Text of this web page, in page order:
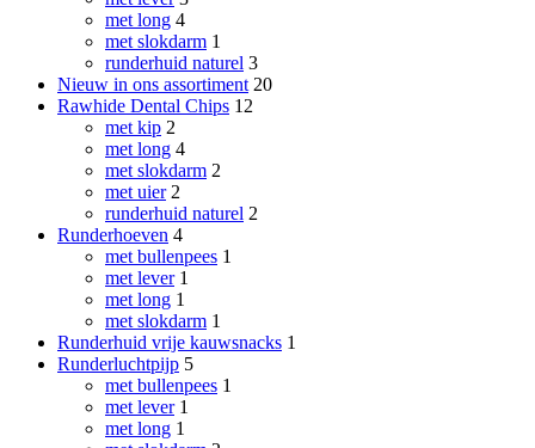
met long 4
met slokdarm 1
runderhuid naturel 3
Nieuw in ons assortiment 20
Rawhide Dental Chips 12
met kip 2
met long 4
met slokdarm 2
met uier 2
runderhuid naturel 2
Runderhoeven 4
met bullenpees 1
met lever 1
met long 1
met slokdarm 1
Runderhuid vrije kauwsnacks 1
Runderluchtpijp 5
met bullenpees 1
met lever 1
met long 1